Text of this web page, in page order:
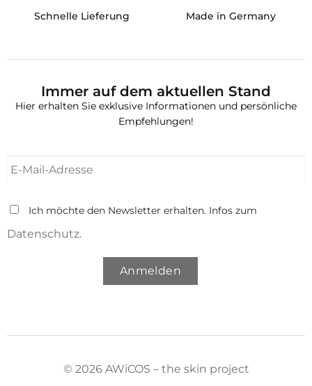
Schnelle Lieferung Made in Germany
Immer auf dem aktuellen Stand
Hier erhalten Sie exklusive Informationen und persönliche
Empfehlungen!
Ich möchte den Newsletter erhalten. Infos zum
Datenschutz.
Anmelden
© 2026 AWiCOS – the skin project